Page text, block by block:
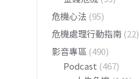
危機心法 (95)
危機處理行動指南 (22)
影音專區 (490)
Podcast (467)